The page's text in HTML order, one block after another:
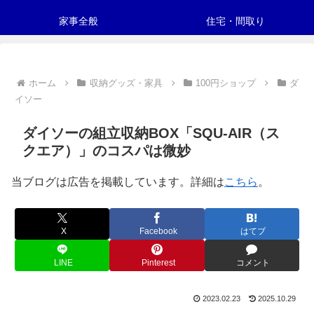
家事全般 住宅・間取り
ホーム 収納グッズ・家具 100円ショップ
ダ
イソー
ダイソーの組立収納BOX「SQU-AIR（ス
クエア）」のコスパは微妙
当ブログは広告を掲載しています。詳細はこちら 。
X Facebook はてブ
LINE Pinterest コメント
2023.02.23 2025.10.29